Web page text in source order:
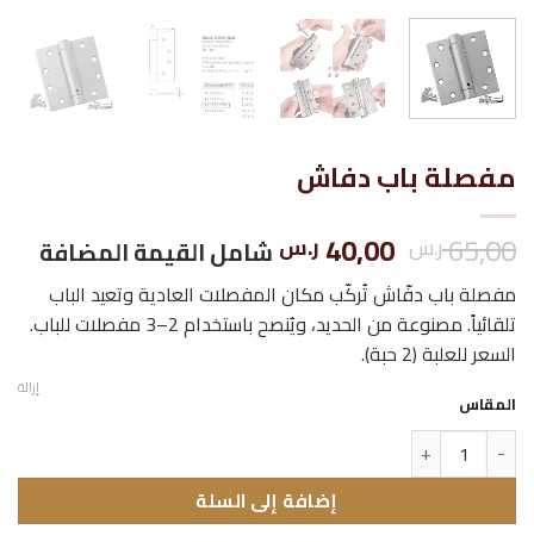
مفصلة باب دفاش
65,00ر.س السعر
الأصلي
هو:
65,00 ر.س.
40,00 ر.س السعر
الحالي
هو:
40,00 ر.س.
شامل القيمة المضافة
مفصلة باب دفّاش تُركّب مكان المفصلات العادية وتعيد الباب
تلقائياً. مصنوعة من الحديد، ويُنصح باستخدام 2–3 مفصلات للباب.
السعر للعلبة (2 حبة).
المقاس
إزالة
كمية مفصلة باب دفاش
إضافة إلى السلة